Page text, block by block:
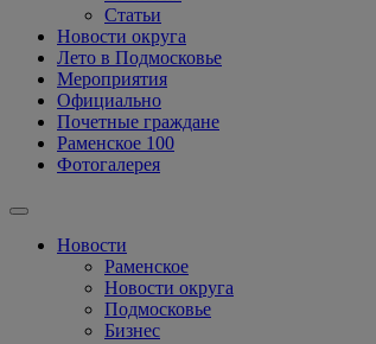
Статьи
Новости округа
Лето в Подмосковье
Мероприятия
Официально
Почетные граждане
Раменское 100
Фотогалерея
Новости
Раменское
Новости округа
Подмосковье
Бизнес